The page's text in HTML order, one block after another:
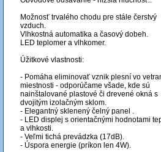
Možnosť trvalého chodu pre stále čerstvý
vzduch.
Vlhkostná automatika a časový dobeh.
LED teplomer a vlhkomer.
Úžitkové vlastnosti:
- Pomáha eliminovať vznik plesní vo
miestnosti - odporúčame všade, kde sú
nainštalované plastové či drevené okná s
dvojitým izolačným sklom.
- Elegantný sklenený čelný panel .
- LED displej s orientačnými hodnotami
a vlhkosti.
- Veľmi tichá prevádzka (17dB).
- Úspora energie (príkon len 4W).